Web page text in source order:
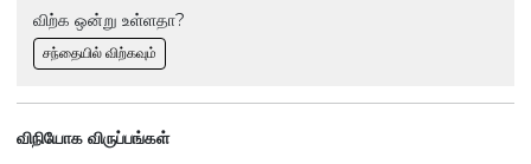
விற்க ஒன்று உள்ளதா?
சந்தையில் விற்கவும்
விநியோக விருப்பங்கள்